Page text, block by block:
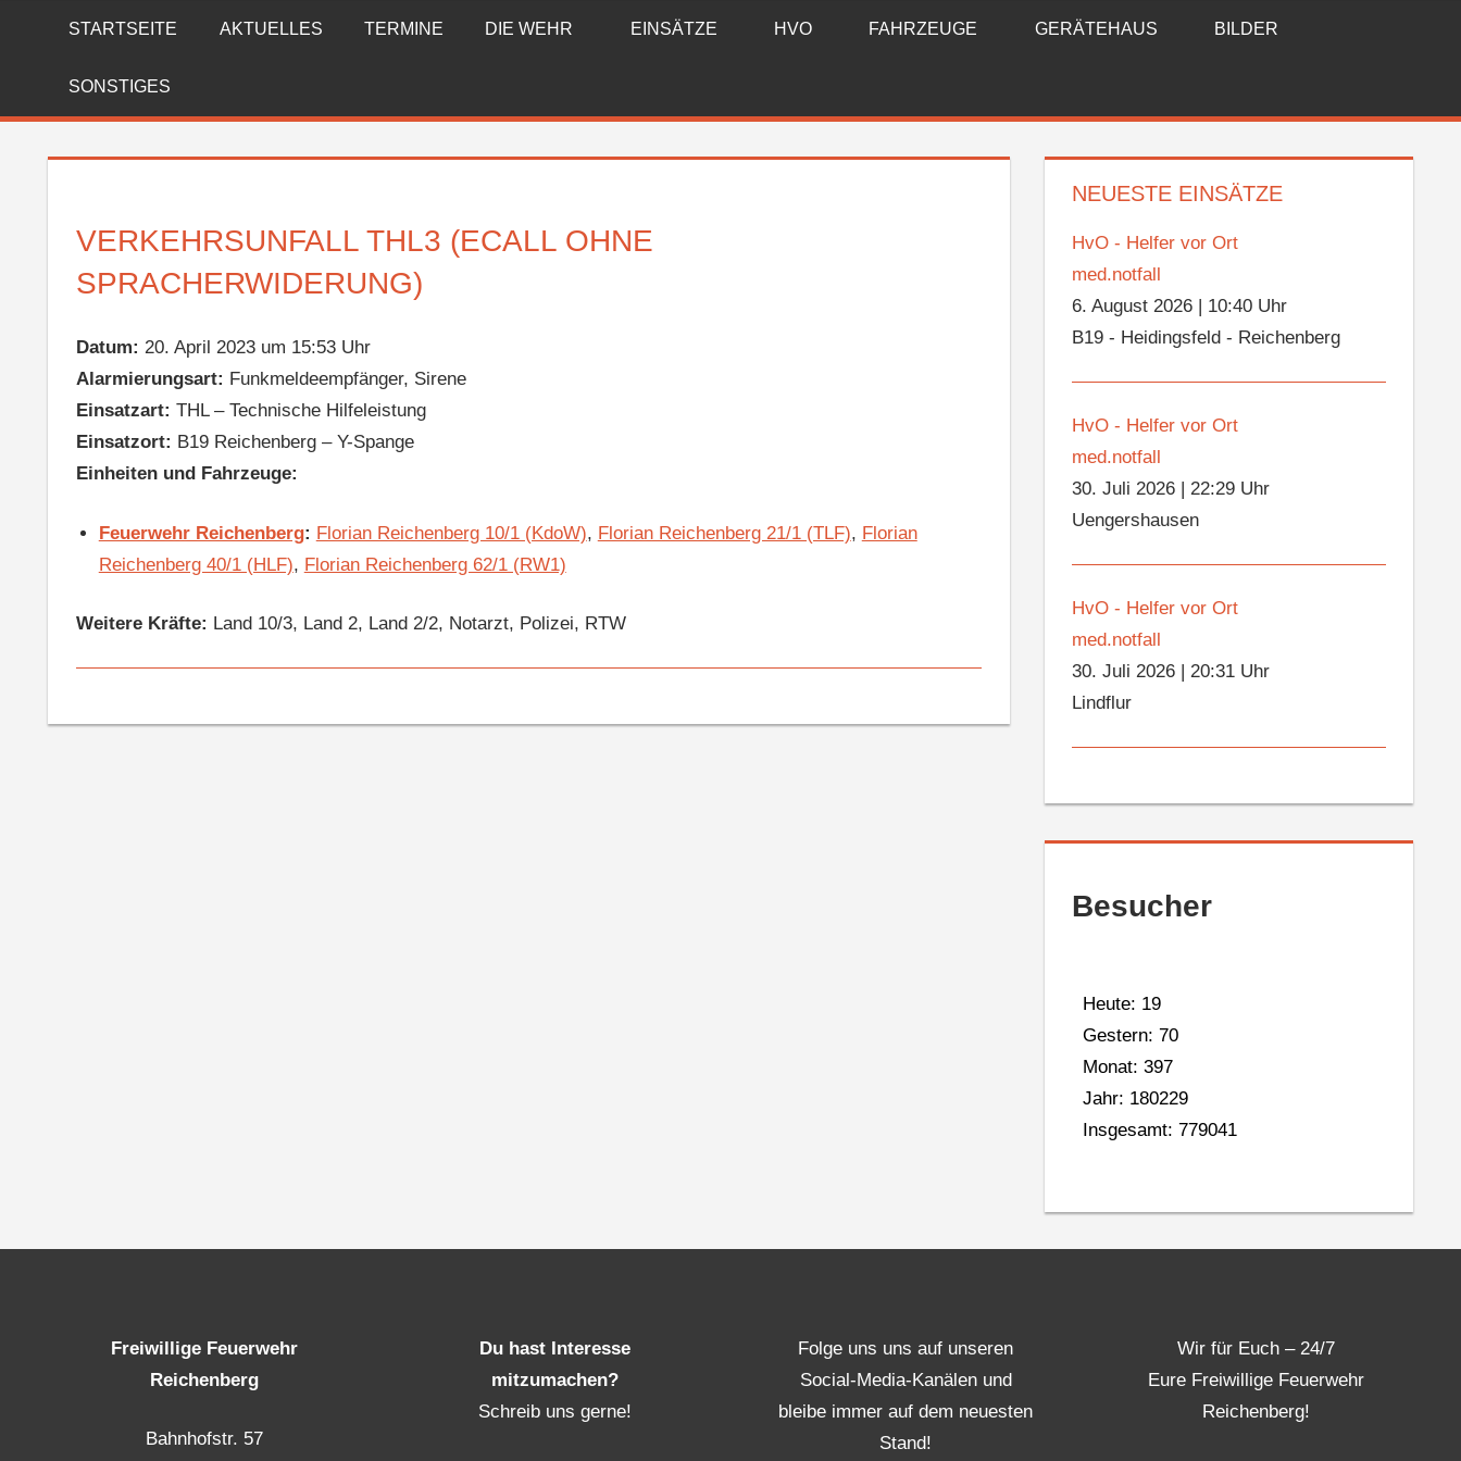
FREIWILLIGE
FEUERWEHR
REICHENBERG
STARTSEITE AKTUELLES TERMINE DIE WEHR EINSÄTZE HVO FAHRZEUGE GERÄTEHAUS BILDER
SONSTIGES
VERKEHRSUNFALL THL3 (ECALL OHNE
SPRACHERWIDERUNG)
Datum: 20. April 2023 um 15:53 Uhr
Alarmierungsart: Funkmeldeempfänger, Sirene
Einsatzart: THL – Technische Hilfeleistung
Einsatzort: B19 Reichenberg – Y-Spange
Einheiten und Fahrzeuge:
Feuerwehr Reichenberg: Florian Reichenberg 10/1 (KdoW), Florian Reichenberg 21/1 (TLF), Florian
Reichenberg 40/1 (HLF), Florian Reichenberg 62/1 (RW1)
Weitere Kräfte: Land 10/3, Land 2, Land 2/2, Notarzt, Polizei, RTW
NEUESTE EINSÄTZE
HvO - Helfer vor Ort
med.notfall
6. August 2026
10:40 Uhr
B19 - Heidingsfeld - Reichenberg
HvO - Helfer vor Ort
med.notfall
30. Juli 2026 |22:29 Uhr
Uengershausen
HvO - Helfer vor Ort
med.notfall
30. Juli 2026 |20:31 Uhr
Lindflur
Besucher
Heute: 19
Gestern: 70
Monat: 397
Jahr: 180229
Insgesamt: 779041
Freiwillige Feuerwehr
Reichenberg
Bahnhofstr. 57
Du hast Interesse
mitzumachen?
Schreib uns gerne!
Folge uns uns auf unseren
Social-Media-Kanälen und
bleibe immer auf dem neuesten
Stand!
Wir für Euch – 24/7
Eure Freiwillige Feuerwehr
Reichenberg!